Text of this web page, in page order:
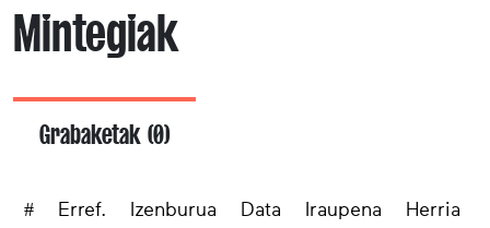
Mintegiak
Grabaketak (0)
# Erref. Izenburua Data Iraupena Herria